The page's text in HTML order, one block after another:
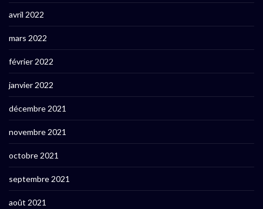
avril 2022
mars 2022
février 2022
janvier 2022
décembre 2021
novembre 2021
octobre 2021
septembre 2021
août 2021